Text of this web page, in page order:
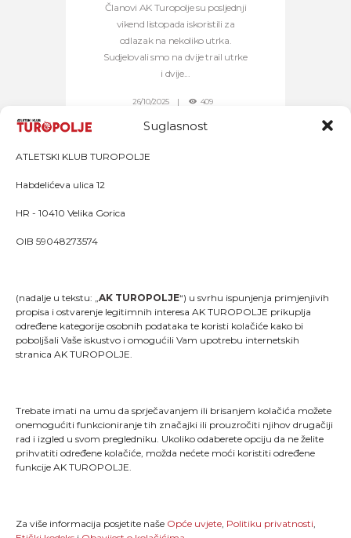
Suglasnost
ATLETSKI KLUB TUROPOLJE
Habdelićeva ulica 12
HR - 10410 Velika Gorica
OIB 59048273574
(nadalje u tekstu: „AK TUROPOLJE“) u svrhu ispunjenja primjenjivih
propisa i ostvarenje legitimnih interesa AK TUROPOLJE prikuplja
određene kategorije osobnih podataka te koristi kolačiće kako bi
poboljšali Vaše iskustvo i omogućili Vam upotrebu internetskih
stranica AK TUROPOLJE.
Trebate imati na umu da sprječavanjem ili brisanjem kolačića možete
onemogućiti funkcioniranje tih značajki ili prouzročiti njihov drugačiji
rad i izgled u svom pregledniku. Ukoliko odaberete opciju da ne želite
prihvatiti određene kolačiće, možda nećete moći koristiti određene
funkcije AK TUROPOLJE.
Za više informacija posjetite naše Opće uvjete, Politiku privatnosti,
Članovi AK Turopolje su posljednji
vikend listopada iskoristili za
odlazak na nekoliko utrka.
Sudjelovali smo na dvije trail utrke
i dvije...
26/10/2025 409
"Kao što svaki trkač zna, trčanje je više od pukog
stavljanja jedne noge ispred druge; ono je način života
i dio onoga što jesmo."
MENU